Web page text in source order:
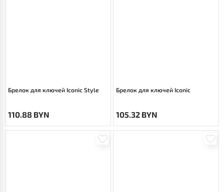
Брелок для ключей Iconic Style
110.88 BYN
Брелок для ключей Iconic
105.32 BYN